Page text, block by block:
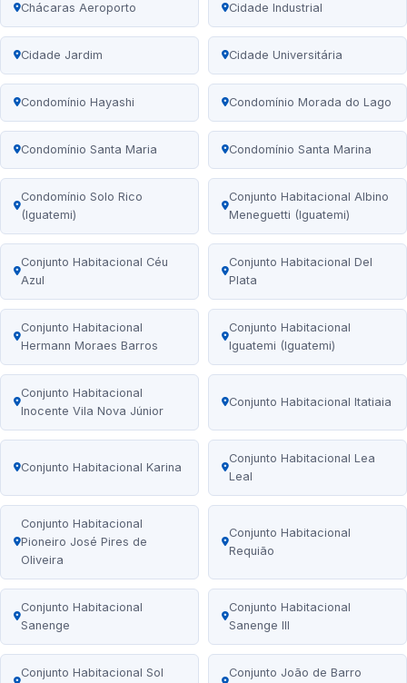
Chácaras Aeroporto Cidade Industrial
Cidade Jardim Cidade Universitária
Condomínio Hayashi Condomínio Morada do Lago
Condomínio Santa Maria Condomínio Santa Marina
Condomínio Solo Rico
(Iguatemi)
Conjunto Habitacional Albino
Meneguetti (Iguatemi)
Conjunto Habitacional Céu
Azul
Conjunto Habitacional Del
Plata
Conjunto Habitacional
Hermann Moraes Barros
Conjunto Habitacional
Iguatemi (Iguatemi)
Conjunto Habitacional
Inocente Vila Nova Júnior
Conjunto Habitacional Itatiaia
Conjunto Habitacional Karina
Conjunto Habitacional Lea
Leal
Conjunto Habitacional
Pioneiro José Pires de
Oliveira
Conjunto Habitacional
Requião
Conjunto Habitacional
Sanenge
Conjunto Habitacional
Sanenge III
Conjunto Habitacional Sol Conjunto João de Barro